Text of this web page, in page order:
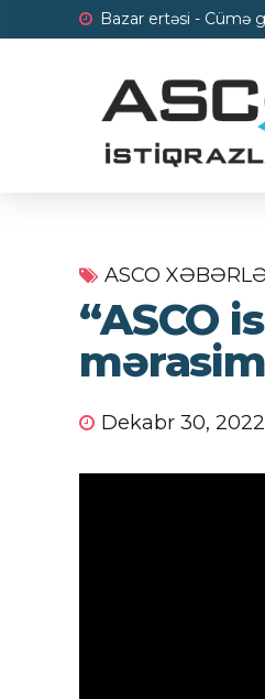
Bazar ertəsi - Cümə
ASCO
“ASCO
Dekabr 30, 2022